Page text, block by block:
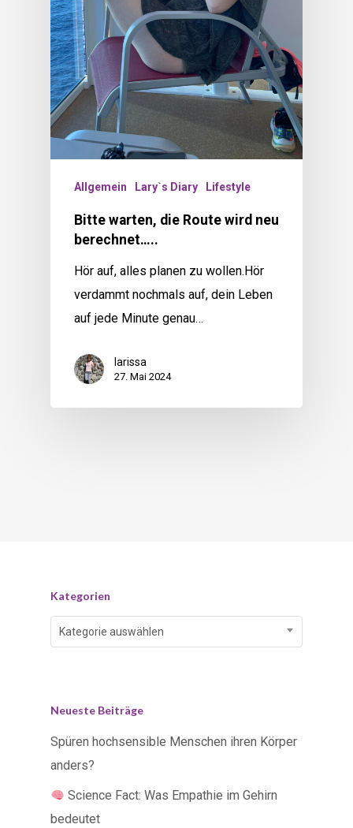
Allgemein Lary`s Diary Lifestyle
Bitte warten, die Route wird neu
berechnet…..
Hör auf, alles planen zu wollen.Hör
verdammt nochmals auf, dein Leben
auf jede Minute genau…
larissa
27. Mai 2024
Kategorien
Kategorien
Kategorie auswählen
Neueste Beiträge
Spüren hochsensible Menschen ihren Körper
anders?
Science Fact: Was Empathie im Gehirn
bedeutet